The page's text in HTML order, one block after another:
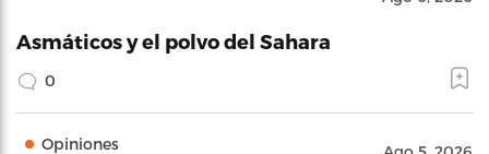
Asmáticos y el polvo del Sahara
0
Opiniones